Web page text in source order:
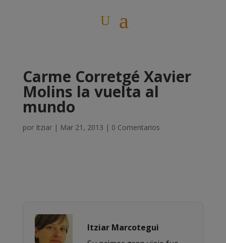
Carme Corretgé Xavier
Molins la vuelta al
mundo
por Itziar| Mar 21, 2013 | 0 Comentarios
Itziar Marcotegui